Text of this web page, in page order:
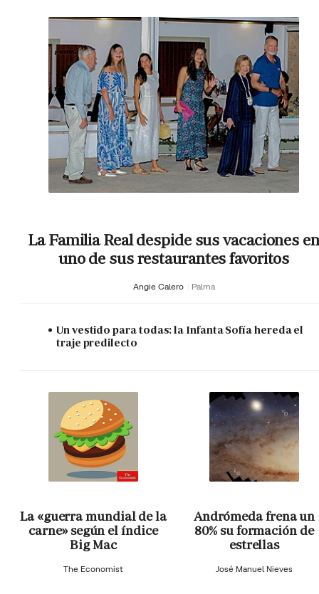
La Familia Real despide sus vacaciones en
uno de sus restaurantes favoritos
Angie Calero Palma
Un vestido para todas: la Infanta Sofía hereda el
traje predilecto
La «guerra mundial de la
carne» según el índice
Big Mac
The Economist
Andrómeda frena un
80% su formación de
estrellas
José Manuel Nieves